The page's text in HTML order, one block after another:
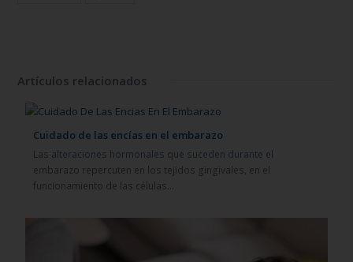
Artículos relacionados
Cuidado de las encías en el embarazo
Las alteraciones hormonales que suceden durante el
embarazo repercuten en los tejidos gingivales, en el
funcionamiento de las células…